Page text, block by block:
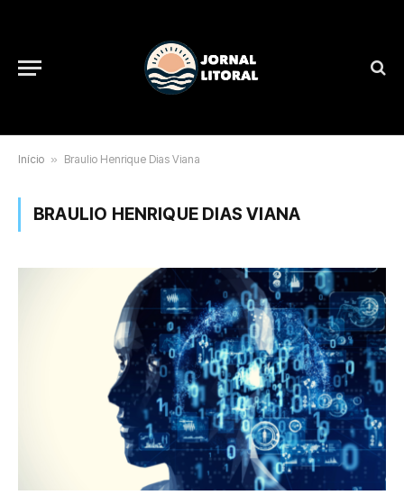
Início » Braulio Henrique Dias Viana
BRAULIO HENRIQUE DIAS VIANA